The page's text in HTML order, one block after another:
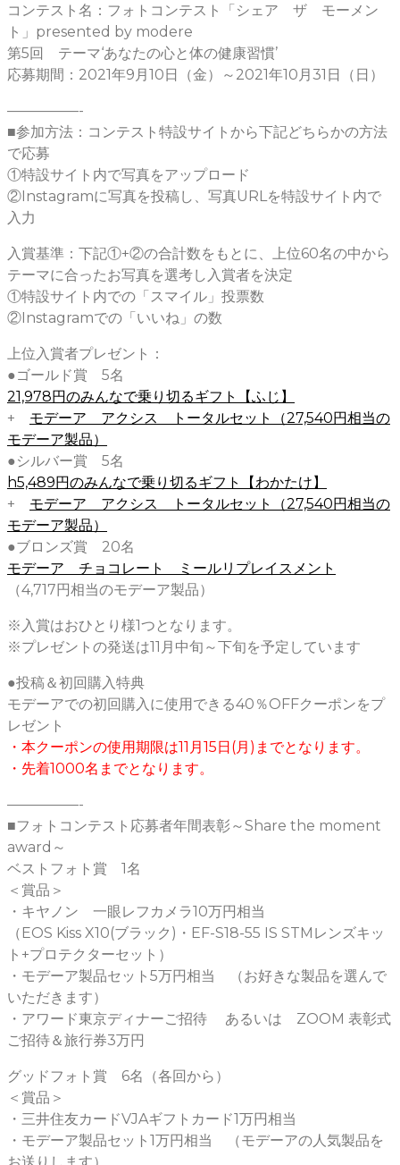
コンテスト名：フォトコンテスト「シェア ザ モーメン
ト」presented by modere
第5回 テーマ‘あなたの心と体の健康習慣’
応募期間：2021年9月10日（金）～2021年10月31日（日）
—————-
■参加方法：コンテスト特設サイトから下記どちらかの方法
で応募
①特設サイト内で写真をアップロード
②Instagramに写真を投稿し、写真URLを特設サイト内で
入力
入賞基準：下記①+②の合計数をもとに、上位60名の中から
テーマに合ったお写真を選考し入賞者を決定
①特設サイト内での「スマイル」投票数
②Instagramでの「いいね」の数
上位入賞者プレゼント：
●ゴールド賞 5名
21,978円のみんなで乗り切るギフト【ふじ】
+ モデーア アクシス トータルセット（27,540円相当の
モデーア製品）
●シルバー賞 5名
h5,489円のみんなで乗り切るギフト【わかたけ】
+ モデーア アクシス トータルセット（27,540円相当の
モデーア製品）
●ブロンズ賞 20名
モデーア チョコレート ミールリプレイスメント
（4,717円相当のモデーア製品）
※入賞はおひとり様1つとなります。
※プレゼントの発送は11月中旬～下旬を予定しています
●投稿＆初回購入特典
モデーアでの初回購入に使用できる40％OFFクーポンをプ
レゼント
・本クーポンの使用期限は11月15日(月)までとなります。
・先着1000名までとなります。
—————-
■フォトコンテスト応募者年間表彰～Share the moment
award～
ベストフォト賞 1名
＜賞品＞
・キヤノン 一眼レフカメラ10万円相当
（EOS Kiss X10(ブラック)・EF-S18-55 IS STMレンズキッ
ト+プロテクターセット）
・モデーア製品セット5万円相当 （お好きな製品を選んで
いただきます）
・アワード東京ディナーご招待 あるいは ZOOM 表彰式
ご招待＆旅行券3万円
グッドフォト賞 6名（各回から）
＜賞品＞
・三井住友カードVJAギフトカード1万円相当
・モデーア製品セット1万円相当 （モデーアの人気製品を